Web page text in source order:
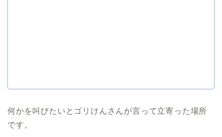
何かを叫びたいとゴリけんさんが言って立寄った場所
です。